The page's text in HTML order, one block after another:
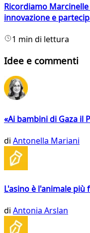
Ricordiamo
innovazione e
1 min di lettura
Idee e commenti
«Ai bambini di Gaza il
di Antonella Mariani
L'asino è l'animale
di Antonia Arslan